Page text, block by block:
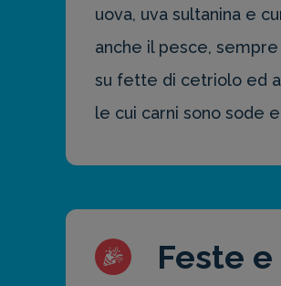
uova, uva sultanina e
anche il pesce,
su fette di cetriolo ed
le cui carni sono sode
Feste